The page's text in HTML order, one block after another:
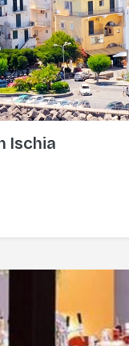
Ischia